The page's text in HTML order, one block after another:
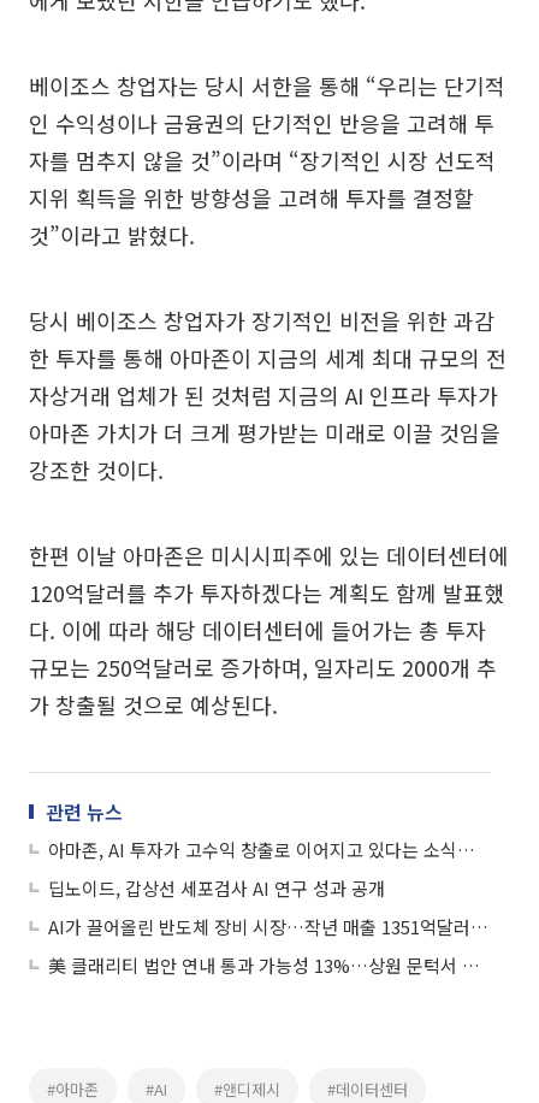
베이조스 창업자는 당시 서한을 통해 “우리는 단기적
인 수익성이나 금융권의 단기적인 반응을 고려해 투
자를 멈추지 않을 것”이라며 “장기적인 시장 선도적
지위 획득을 위한 방향성을 고려해 투자를 결정할
것”이라고 밝혔다.
당시 베이조스 창업자가 장기적인 비전을 위한 과감
한 투자를 통해 아마존이 지금의 세계 최대 규모의 전
자상거래 업체가 된 것처럼 지금의 AI 인프라 투자가
아마존 가치가 더 크게 평가받는 미래로 이끌 것임을
강조한 것이다.
한편 이날 아마존은 미시시피주에 있는 데이터센터에
120억달러를 추가 투자하겠다는 계획도 함께 발표했
다. 이에 따라 해당 데이터센터에 들어가는 총 투자
규모는 250억달러로 증가하며, 일자리도 2000개 추
가 창출될 것으로 예상된다.
관련 뉴스
아마존, AI 투자가 고수익 창출로 이어지고 있다는 소식에 상승
딥노이드, 갑상선 세포검사 AI 연구 성과 공개
AI가 끌어올린 반도체 장비 시장…작년 매출 1351억달러 ‘사상 최대’
美 클래리티 법안 연내 통과 가능성 13%…상원 문턱서 제동
#아마존 #AI #앤디제시 #데이터센터